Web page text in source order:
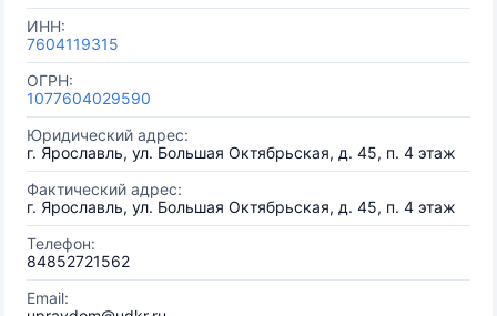
ИНН:
7604119315
ОГРН:
1077604029590
Юридический адрес:
г. Ярославль, ул. Большая Октябрьская, д. 45, п. 4 этаж
Фактический адрес:
г. Ярославль, ул. Большая Октябрьская, д. 45, п. 4 этаж
Телефон:
84852721562
Email: